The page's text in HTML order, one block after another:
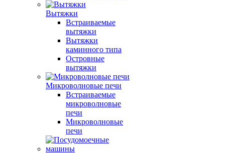
Вытяжки
Встраиваемые
вытяжки
Вытяжки
каминного типа
Островные
вытяжки
Микроволновые печи
Встраиваемые
микроволновые
печи
Микроволновые
печи